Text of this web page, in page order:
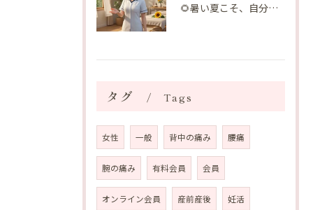
🌻暑い夏こそ、自分の身体を整える時間を♡
タグ Tags
女性 一般 背中の痛み 腰痛
腕の痛み 有料会員 会員
オンライン会員 産前産後 妊活